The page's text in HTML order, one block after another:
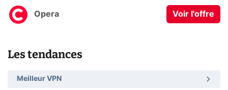
Opera Voir l'offre
Les tendances
Meilleur VPN